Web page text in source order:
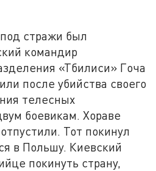
стражи был
командир
«Тбилиси» Гоча
после убийства своего
телесных
боевикам. Хораве
Тот покинул
в Польшу. Киевский
покинуть страну,